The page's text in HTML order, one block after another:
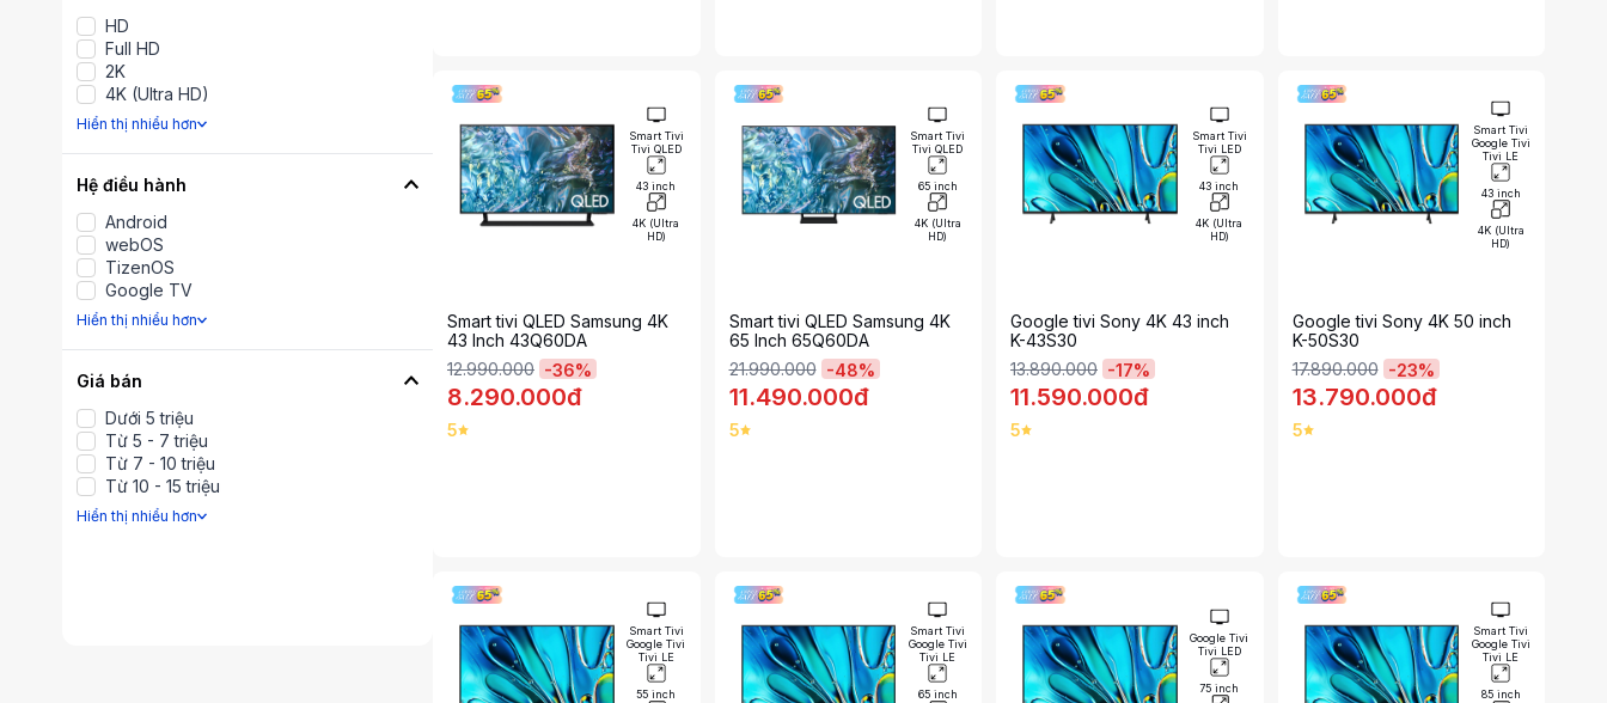
HD
Full HD
2K
4K (Ultra HD)
Hiển thị nhiểu hơn
Hệ điều hành
Android
webOS
TizenOS
Google TV
Hiển thị nhiểu hơn
Giá bán
Dưới 5 triệu
Từ 5 - 7 triệu
Từ 7 - 10 triệu
Từ 10 - 15 triệu
Hiển thị nhiểu hơn
Smart Tivi
Tivi QLED
43 inch
4K (Ultra
HD)
Smart tivi QLED Samsung 4K
43 Inch 43Q60DA
12.990.000 -36%
8.290.000đ
5
Smart Tivi
Tivi QLED
65 inch
4K (Ultra
HD)
Smart tivi QLED Samsung 4K
65 Inch 65Q60DA
21.990.000 -48%
11.490.000đ
5
Smart Tivi
Tivi LED
43 inch
4K (Ultra
HD)
Google tivi Sony 4K 43 inch
K-43S30
13.890.000 -17%
11.590.000đ
5
Smart Tivi
Google Tivi
Tivi LE
43 inch
4K (Ultra
HD)
Google tivi Sony 4K 50 inch
K-50S30
17.890.000 -23%
13.790.000đ
5
Smart Tivi
Google Tivi
Tivi LE
55 inch
Smart Tivi
Google Tivi
Tivi LE
65 inch
Google Tivi
Tivi LED
75 inch
Smart Tivi
Google Tivi
Tivi LE
85 inch